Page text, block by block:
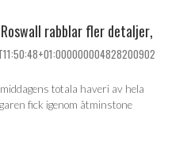
rabblar fler detaljer,
totala haveri av hela
fick igenom åtminstone